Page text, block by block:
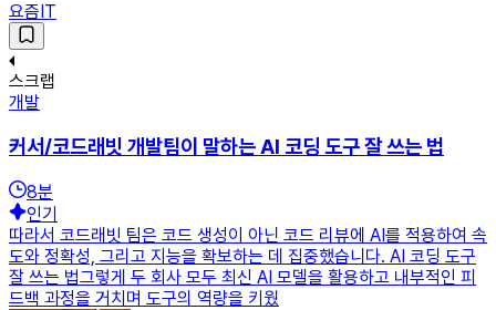
요즘IT
스크랩
개발
커서/코드래빗 개발팀이 말하는 AI 코딩 도구 잘 쓰는 법
8분
인기
따라서 코드래빗 팀은 코드 생성이 아닌 코드 리뷰에 AI를 적용하여 속
도와 정확성, 그리고 지능을 확보하는 데 집중했습니다. AI 코딩 도구
잘 쓰는 법그렇게 두 회사 모두 최신 AI 모델을 활용하고 내부적인 피
드백 과정을 거치며 도구의 역량을 키웠